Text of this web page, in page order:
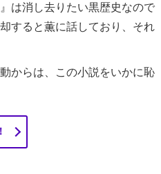
は消し去りたい黒歴史なので
すると薫に話しており、それ
からは、この小説をいかに恥